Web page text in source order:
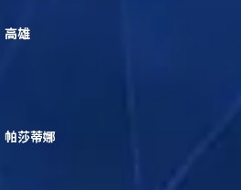
高雄
帕莎蒂娜